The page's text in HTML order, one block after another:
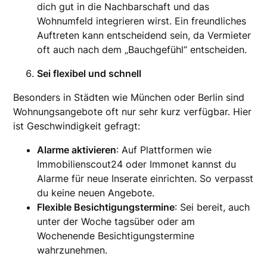
dich gut in die Nachbarschaft und das
Wohnumfeld integrieren wirst. Ein freundliches
Auftreten kann entscheidend sein, da Vermieter
oft auch nach dem „Bauchgefühl“ entscheiden.
Sei flexibel und schnell
Besonders in Städten wie München oder Berlin sind
Wohnungsangebote oft nur sehr kurz verfügbar. Hier
ist Geschwindigkeit gefragt:
Alarme aktivieren: Auf Plattformen wie
Immobilienscout24 oder Immonet kannst du
Alarme für neue Inserate einrichten. So verpasst
du keine neuen Angebote.
Flexible Besichtigungstermine: Sei bereit, auch
unter der Woche tagsüber oder am
Wochenende Besichtigungstermine
wahrzunehmen.